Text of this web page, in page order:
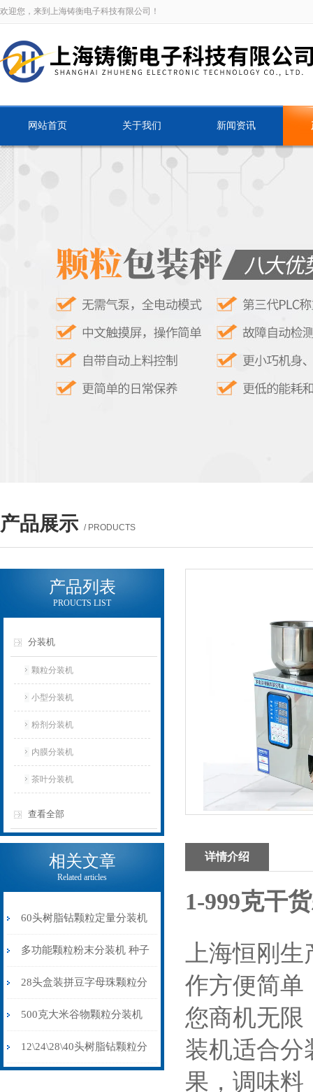
欢迎您，来到上海铸衡电子科技有限公司！
网站首页 关于我们 新闻资讯
产品展示 / PRODUCTS
产品列表
PROUCTS LIST
分装机
颗粒分装机
小型分装机
粉剂分装机
内膜分装机
茶叶分装机
查看全部
相关文章
Related articles
60头树脂钻颗粒定量分装机
(装盒机)防静电不堵料
多功能颗粒粉末分装机 种子
药材调料自动称重分装机 台
式定量灌装机
28头盒装拼豆字母珠颗粒分
装机不漏料防串色防静电
500克大米谷物颗粒分装机
双头震动下料
12\24\28\40头树脂钻颗粒分
详情介绍
1-999克干
上海恒刚
作方便简单
您商机无限
装机适合分
果，调味